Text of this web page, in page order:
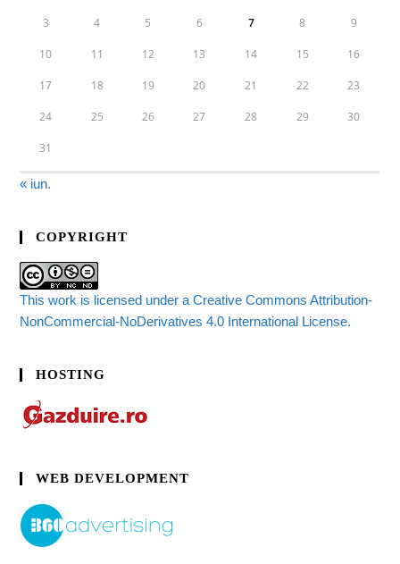
3 4 5 6 7 8 9
10 11 12 13 14 15 16
17 18 19 20 21 22 23
24 25 26 27 28 29 30
31
« iun.
COPYRIGHT
This work is licensed under a Creative Commons Attribution-
NonCommercial-NoDerivatives 4.0 International License.
HOSTING
WEB DEVELOPMENT